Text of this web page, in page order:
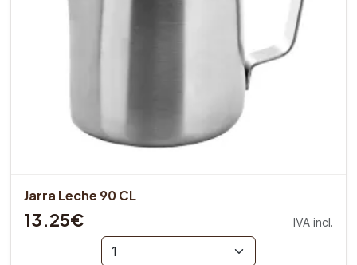
Jarra Leche 90 CL
13.25€ IVA incl.